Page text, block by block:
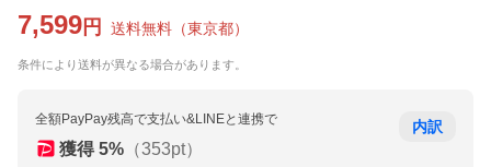
7,599 円 送料無料 （東京都）
条件により送料が異なる場合があります。
全額PayPay残高で支払い&LINEと連携で
獲得 5% （353pt）
内訳